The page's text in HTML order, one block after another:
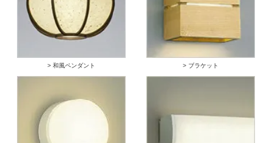
> 和風ペンダント > ブラケット